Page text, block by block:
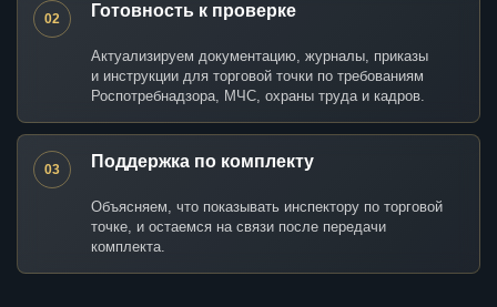
02 Готовность к проверке
Актуализируем документацию, журналы, приказы
и инструкции для торговой точки по требованиям
Роспотребнадзора, МЧС, охраны труда и кадров.
03 Поддержка по комплекту
Объясняем, что показывать инспектору по торговой
точке, и остаемся на связи после передачи
комплекта.